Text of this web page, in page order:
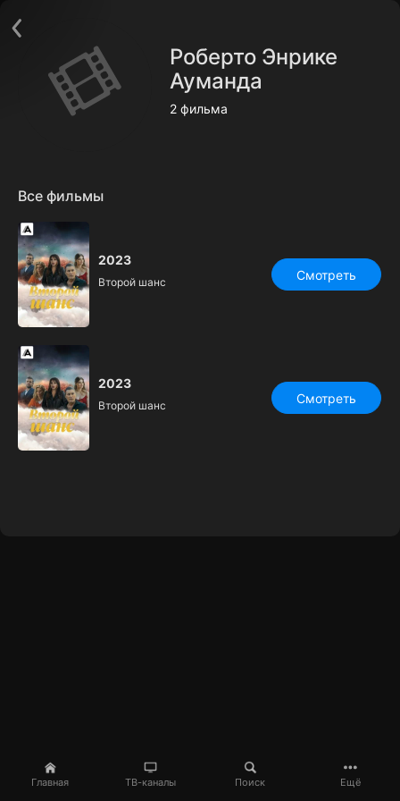
Главная ТВ-каналы Поиск Ещё
Роберто Энрике
Ауманда
2 фильма
Все фильмы
2023
Второй шанс Смотреть
2023
Второй шанс Смотреть
Пользовательское соглашение
Политика конфиденциальности
Для партнёров
Открыть приложение